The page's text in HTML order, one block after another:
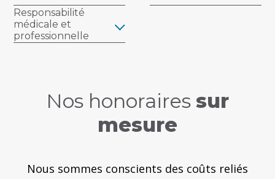
Responsabilité
médicale et
professionnelle
Nos honoraires sur
mesure
Nous sommes conscients des coûts reliés